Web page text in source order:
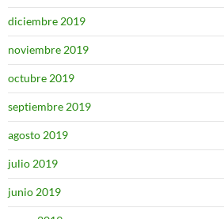
diciembre 2019
noviembre 2019
octubre 2019
septiembre 2019
agosto 2019
julio 2019
junio 2019